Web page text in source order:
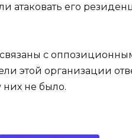
атаковать его
с
этой организации
них не было.